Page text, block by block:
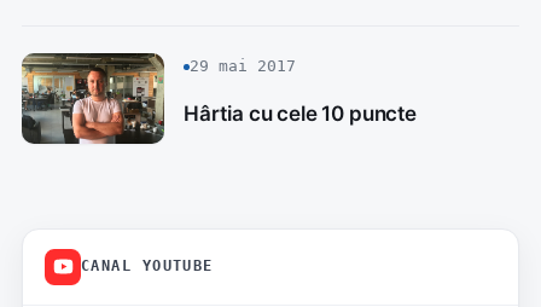
29 mai 2017
Hârtia cu cele 10 puncte
CANAL YOUTUBE